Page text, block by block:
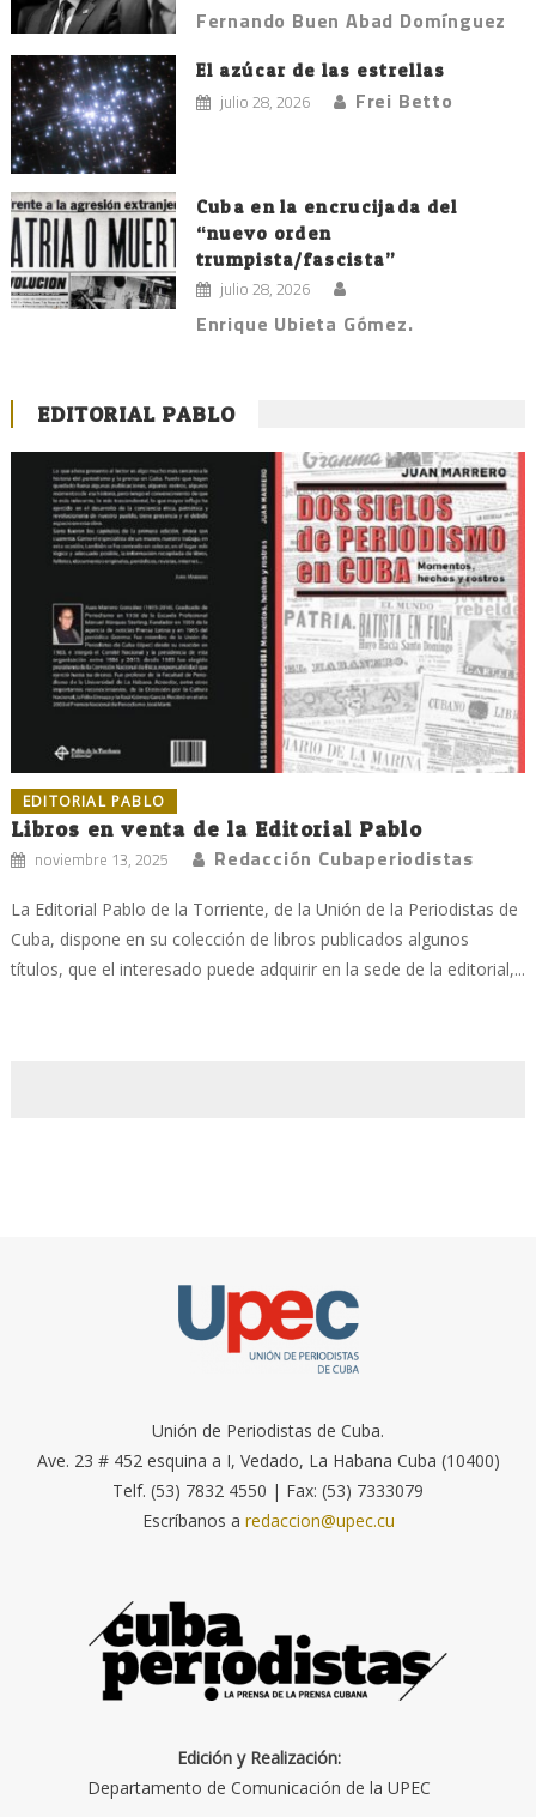
Fernando Buen Abad Domínguez
El azúcar de las estrellas
julio 28, 2026 Frei Betto
Cuba en la encrucijada del
“nuevo orden
trumpista/fascista”
julio 28, 2026
Enrique Ubieta Gómez.
EDITORIAL PABLO
EDITORIAL PABLO
Libros en venta de la Editorial Pablo
noviembre 13, 2025 Redacción Cubaperiodistas
La Editorial Pablo de la Torriente, de la Unión de la Periodistas de
Cuba, dispone en su colección de libros publicados algunos
títulos, que el interesado puede adquirir en la sede de la editorial,...
Unión de Periodistas de Cuba.
Ave. 23 # 452 esquina a I, Vedado, La Habana Cuba (10400)
Telf. (53) 7832 4550 | Fax: (53) 7333079
Escríbanos a redaccion@upec.cu
Edición y Realización:
Departamento de Comunicación de la UPEC